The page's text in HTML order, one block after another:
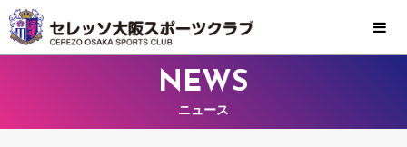
MENU
NEWS
ニュース